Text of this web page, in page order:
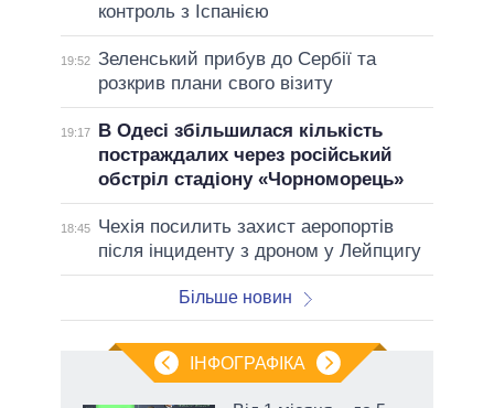
контроль з Іспанією
19:52 Зеленський прибув до Сербії та
розкрив плани свого візиту
19:17
В Одесі збільшилася кількість
постраждалих через російський
обстріл стадіону «Чорноморець»
18:45
Чехія посилить захист аеропортів
після інциденту з дроном у Лейпцигу
Більше новин
ІНФОГРАФІКА